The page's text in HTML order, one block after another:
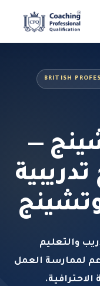
BRITISH
—
والتعليم
لممارسة العمل